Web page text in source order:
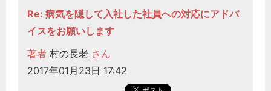
Re: 病気を隠して入社した社員への対応にアドバ
イスをお願いします
著者 村の長老 さん
2017年01月23日 17:42